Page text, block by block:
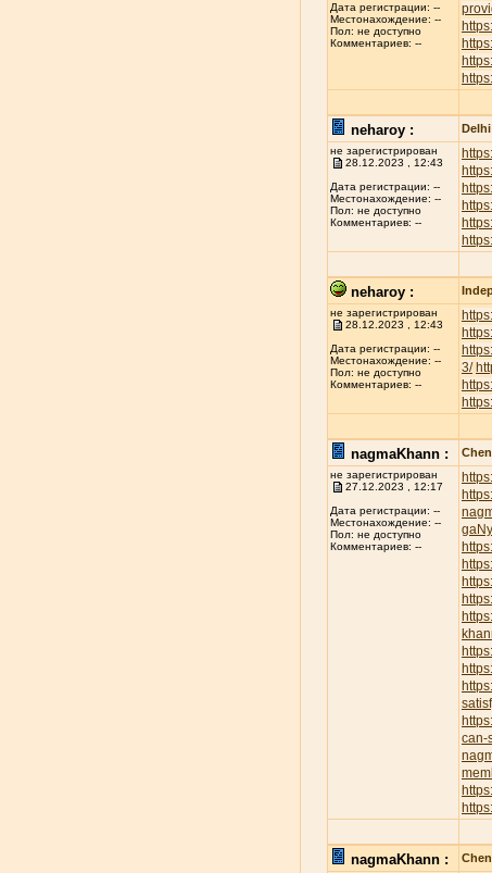
Дата регистрации: --
Местонахождение: --
Пол: не доступно
Комментариев: --
neharoy :
не зарегистрирован
28.12.2023 , 12:43
Дата регистрации: --
Местонахождение: --
Пол: не доступно
Комментариев: --
neharoy :
не зарегистрирован
28.12.2023 , 12:43
Дата регистрации: --
Местонахождение: --
Пол: не доступно
Комментариев: --
3/
nagmaKhann :
не зарегистрирован
27.12.2023 , 12:17
Дата регистрации: --
Местонахождение: --
Пол: не доступно
Комментариев: --
can-
nagmaKhann :